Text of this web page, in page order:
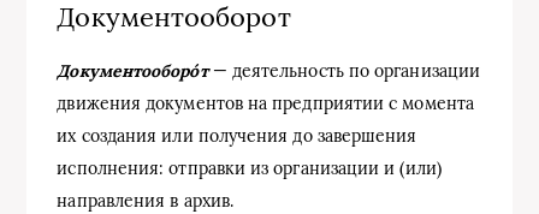
Документооборот
Документооборо́т— деятельность по организации
движения документов на предприятии с момента
их создания или получения до завершения
исполнения: отправки из организации и (или)
направления в архив.